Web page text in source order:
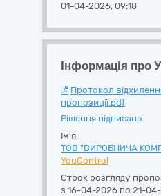
01-04-2026, 09:18
Інформація про
Протокол
пропозиції.pdf
Рішення підписано
Ім'я:
ТОВ "ВИРОБНИЧА
YouControl
Строк розгляду
з 16-04-2026 по 21-